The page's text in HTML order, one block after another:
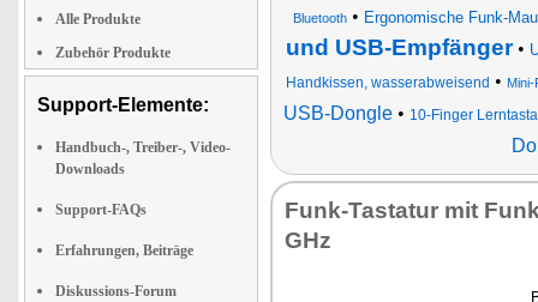
Alle Produkte
Zubehör Produkte
Support-Elemente:
Handbuch-, Treiber-, Video-
Downloads
Support-FAQs
Erfahrungen, Beiträge
Diskussions-Forum
Bluetooth • Ergonomische Funk-
und USB-Empfänger•
Handkissen, wasserabweisend • Mini-
USB-Dongle • 10-Finger
Funk-Tas­ta­tur mit
GHz